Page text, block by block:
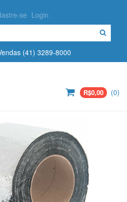
se Login
(41) 3289-8000
(0)
R$0,00